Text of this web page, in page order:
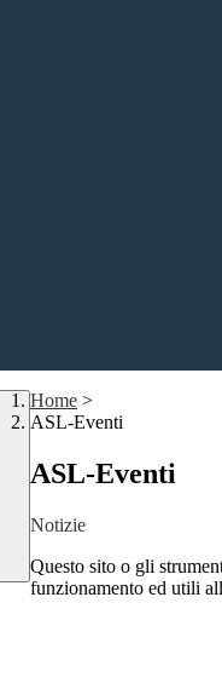
Home >
ASL-Eventi
ASL-Eventi
Notizie
Questo sito o gli
funzionamento ed utili